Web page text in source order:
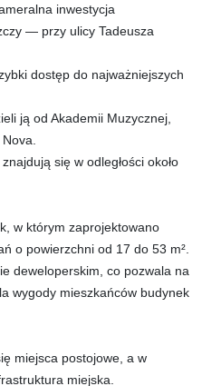
inwestycja
— przy ulicy Tadeusza
dostęp do najważniejszych
ją od Akademii Muzycznej,
się w odległości około
w którym zaprojektowano
o powierzchni od 17 do 53 m².
deweloperskim, co pozwala na
wygody mieszkańców budynek
miejsca postojowe, a w
miejska.